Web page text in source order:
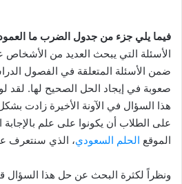
فيما يلي جزء من جدول الضرب ما
الأسئلة التي يبحث العديد من الأشخاص
ضمن الأسئلة المتعلقة في الفصول
صعوبة في إيجاد الحل الصحيح لها. لقد
هذا السؤال في الآونة الأخيرة زادت
على الطلاب أن يكونوا على علم
الموقع الحلم السعودي، الذي سنتعرف
ونظراً لكثرة البحث عن حل هذا السؤال